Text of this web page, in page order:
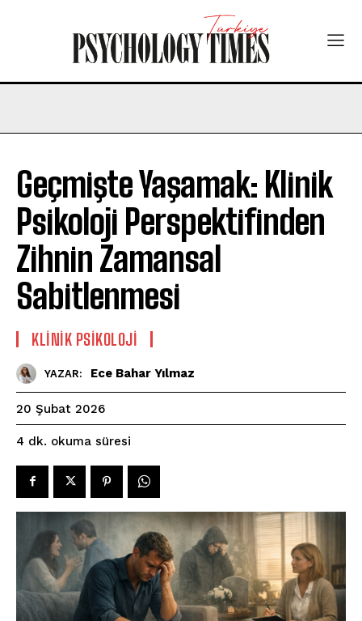
Geçmişte Yaşamak: Klinik
Psikoloji Perspektifinden
Zihnin Zamansal
Sabitlenmesi
KLINIK PSIKOLOJI
YAZAR: Ece Bahar Yılmaz
20 Şubat 2026
4 dk. okuma süresi